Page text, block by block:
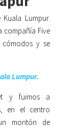
Lumpur.
compañía Five
cómodos y se
Lumpur.
y fuimos a
en el centro
montón de